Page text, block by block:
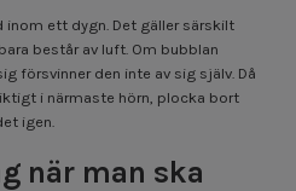
inom ett dygn. Det gäller särskilt
består av luft. Om bubblan
försvinner den inte av sig själv. Då
i närmaste hörn, plocka bort
igen.
när man ska